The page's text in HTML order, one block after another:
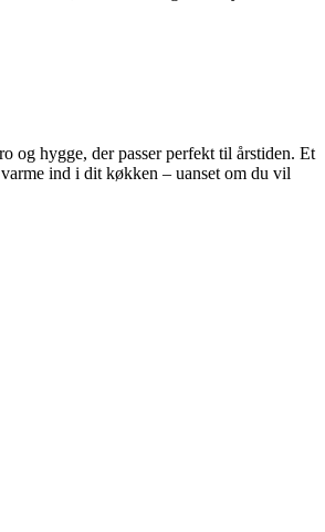
og hygge, der passer perfekt til årstiden. Et
ind i dit køkken – uanset om du vil